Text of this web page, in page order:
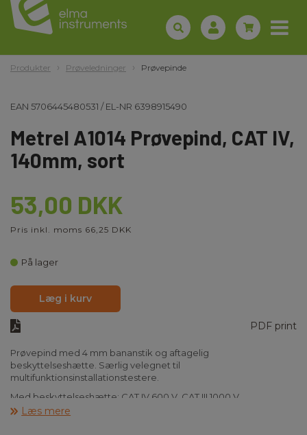
Produkter Prøveledninger Prøvepinde
EAN 5706445480531 /EL-NR 6398915490
Metrel A1014 Prøvepind, CAT IV,
140mm, sort
53,00 DKK
Pris inkl. moms 66,25 DKK
På lager
Læg i kurv
PDF print
Prøvepind med 4 mm bananstik og aftagelig
beskyttelseshætte. Særlig velegnet til
multifunktionsinstallationstestere.
Med beskyttelseshætte: CAT IV 600 V, CAT III 1000 V.
Uden beskyttelseshætte: KAT II 1000V.
Læs mere